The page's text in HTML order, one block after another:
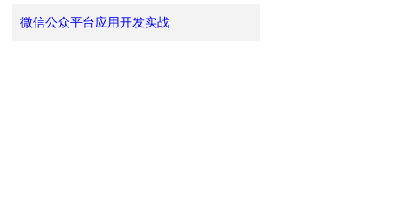
微信公众平台应用开发实战